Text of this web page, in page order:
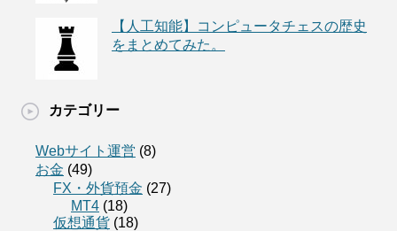
【人工知能】コンピュータチェスの歴史
をまとめてみた。
カテゴリー
Webサイト運営 (8)
お金 (49)
FX・外貨預金 (27)
MT4 (18)
仮想通貨 (18)